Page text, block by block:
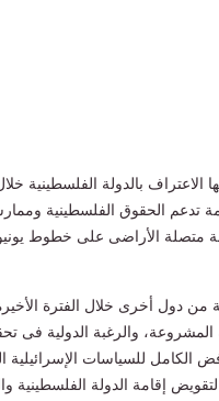
الاعتراف بالدولة الفلسطينية
مهمة تدعم الحقوق الفلسطينية
من دول أخرى خلال الفترة
والرغبة الدولية فى
للسياسات الإسرائيلية
إقامة الدولة الفلسطينية